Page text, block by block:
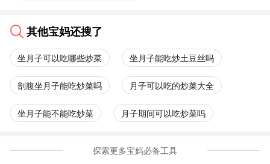
其他宝妈还搜了
坐月子可以吃哪些炒菜 坐月子能吃炒土豆丝吗
剖腹坐月子能吃炒菜吗 月子可以吃的炒菜大全
坐月子能不能吃炒菜 月子期间可以吃炒菜吗
探索更多宝妈必备工具